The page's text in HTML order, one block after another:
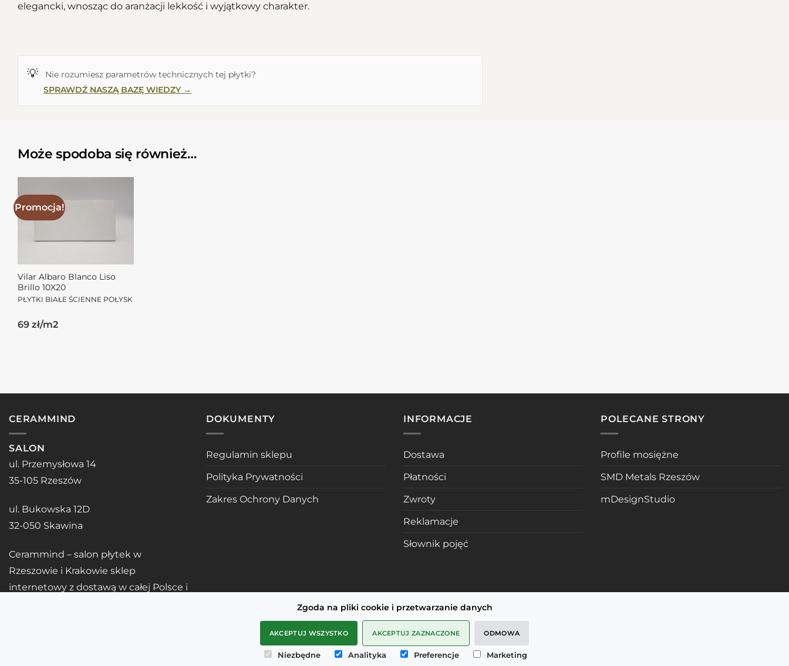
elegancki, wnosząc do aranżacji lekkość i wyjątkowy charakter.
💡 Nie rozumiesz parametrów technicznych tej płytki?
SPRAWDŹ NASZĄ BAZĘ WIEDZY →
Może spodoba się również…
Promocja!
Vilar Albaro Blanco Liso
Brillo 10X20
PŁYTKI BIAŁE ŚCIENNE POŁYSK
Pierwotna
cena
Aktualna
cena
69 zł/m2
Zgoda na pliki cookie i przetwarzanie danych
AKCEPTUJ WSZYSTKO AKCEPTUJ ZAZNACZONE ODMOWA
Niezbędne Analityka Preferencje Marketing
CERAMMIND
SALON
ul. Przemysłowa 14
35-105 Rzeszów
ul. Bukowska 12D
32-050 Skawina
Cerammind – salon płytek w
Rzeszowie i Krakowie sklep
internetowy z dostawą w całej Polsce i
DOKUMENTY
Regulamin sklepu
Polityka Prywatności
Zakres Ochrony Danych
INFORMACJE
Dostawa
Płatności
Zwroty
Reklamacje
Słownik pojęć
POLECANE STRONY
Profile mosiężne
SMD Metals Rzeszów
mDesignStudio